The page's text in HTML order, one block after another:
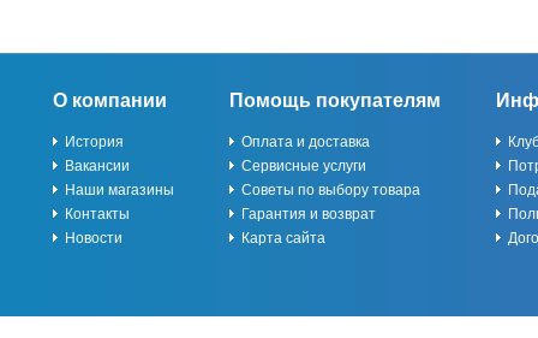
О компании
История
Вакансии
Наши магазины
Контакты
Новости
Помощь покупателям
Оплата и доставка
Сервисные услуги
Советы по выбору товара
Гарантия и возврат
Карта сайта